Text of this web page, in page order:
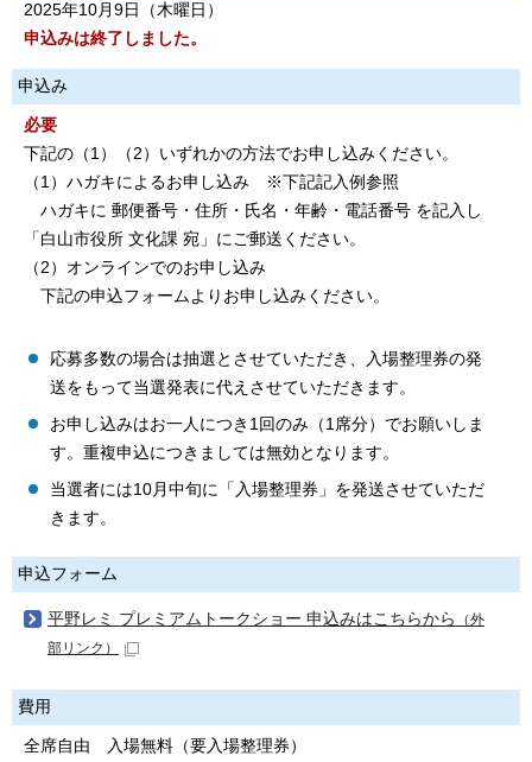
2025年10月9日（木曜日）
申込みは終了しました。
申込み
必要
下記の（1）（2）いずれかの方法でお申し込みください。
（1）ハガキによるお申し込み ※下記記入例参照
ハガキに 郵便番号・住所・氏名・年齢・電話番号 を記入し
「白山市役所 文化課 宛」にご郵送ください。
（2）オンラインでのお申し込み
下記の申込フォームよりお申し込みください。
応募多数の場合は抽選とさせていただき、入場整理券の発
送をもって当選発表に代えさせていただきます。
お申し込みはお一人につき1回のみ（1席分）でお願いしま
す。重複申込につきましては無効となります。
当選者には10月中旬に「入場整理券」を発送させていただ
きます。
申込フォーム
平野レミ プレミアムトークショー 申込みはこちらから
（外
部リンク）
費用
全席自由 入場無料（要入場整理券）